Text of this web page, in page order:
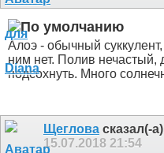
Алоэ - обычный
ним нет. Полив
подсохнуть. Много
Щеглова сказал(-
15.07.2018 21:54